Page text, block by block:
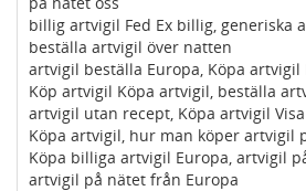
billig artvigil Fed Ex billig, generiska
beställa artvigil över natten
artvigil beställa Europa, Köpa artvigil
Köp artvigil Köpa artvigil, beställa
artvigil utan recept, Köpa artvigil
Köpa artvigil, hur man köper artvigil
Köpa billiga artvigil Europa, artvigil
artvigil på nätet från Europa